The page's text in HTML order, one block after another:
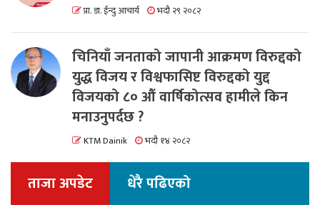
प्रा. डा. ईन्दु आचार्य भदौ २९ २०८२
चिनियाँ जनताको जापानी आक्रमण विरुद्दको
युद्ध विजय र विश्वफासिष्ट विरुद्दको युद्द
विजयको ८० औं वार्षिकोत्सव हामीले किन
मनाउनुपर्दछ ?
KTM Dainik भदौ १४ २०८२
ताजा अपडेट धेरै पढिएको